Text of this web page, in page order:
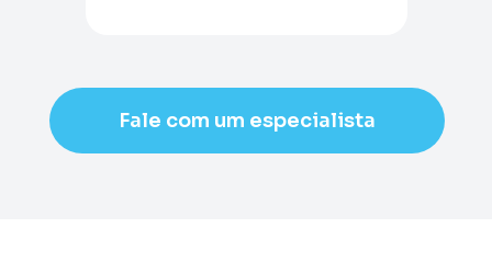
Fale com um especialista